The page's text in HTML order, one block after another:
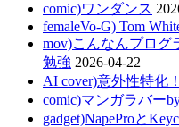
comic)ワンダンス
femaleVo-G) Tom
mov)こんなんプログ
勉強 2026-04-22
AI cover)意外性特化！
comic)マンガラバー
gadget)NapeProと